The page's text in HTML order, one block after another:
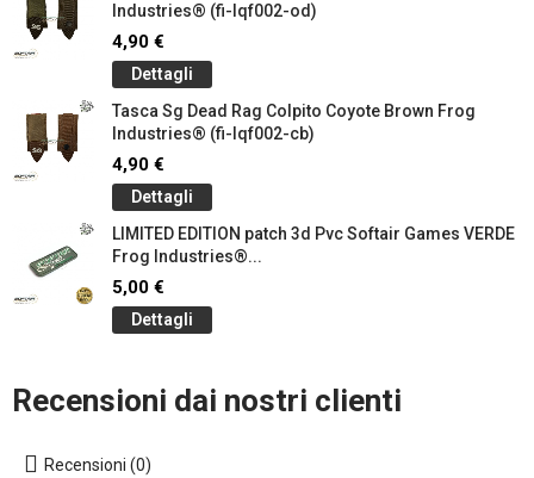
Industries® (fi-lqf002-od)
4,90 €
Dettagli
Tasca Sg Dead Rag Colpito Coyote Brown Frog
Industries® (fi-lqf002-cb)
4,90 €
Dettagli
LIMITED EDITION patch 3d Pvc Softair Games VERDE
Frog Industries®...
5,00 €
Dettagli
Recensioni dai nostri clienti
Recensioni (0)